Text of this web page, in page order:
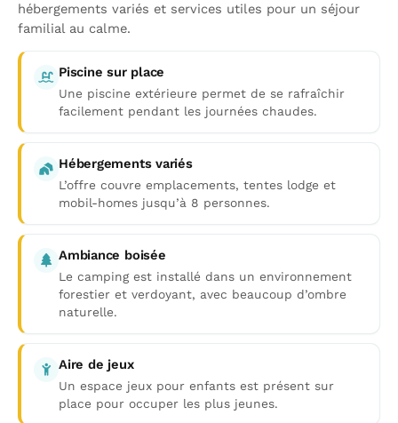
hébergements variés et services utiles pour un séjour
familial au calme.
Piscine sur place
Une piscine extérieure permet de se rafraîchir
facilement pendant les journées chaudes.
Hébergements variés
L’offre couvre emplacements, tentes lodge et
mobil-homes jusqu’à 8 personnes.
Ambiance boisée
Le camping est installé dans un environnement
forestier et verdoyant, avec beaucoup d’ombre
naturelle.
Aire de jeux
Un espace jeux pour enfants est présent sur
place pour occuper les plus jeunes.